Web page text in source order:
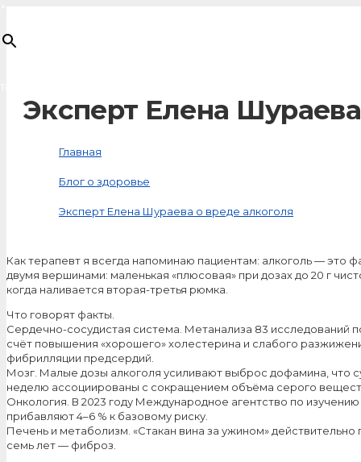
Эксперт Елена
Главная
Блог о здоровье
Эксперт Елена Шураева о вреде алкоголя
Как терапевт я всегда напоминаю пациентам: алкоголь — это
двумя вершинами: маленькая «плюсовая» при дозах до 20 г
когда наливается вторая-третья рюмка.
Что говорят факты.
Сердечно-сосудистая система. Метанализа 83
счёт повышения «хорошего» холестерина и слабого
фибрилляции предсердий.
Мозг. Малые дозы алкоголя усиливают выброс дофамина, что
неделю ассоциированы с сокращением объёма серого
Онкология. В 2023 году Международное агентство по
прибавляют 4–6 % к базовому риску.
Печень и метаболизм. «Стакан вина за ужином» действительно
семь лет — фиброз.